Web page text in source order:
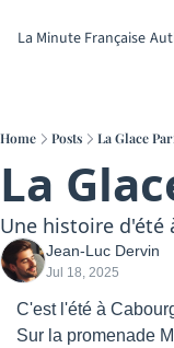
La Minute Française
Home Posts La Glace
La
Une histoire d'été
Jean-Luc Dervin
Jul 18, 2025
C'est l'été à
Sur la promenade